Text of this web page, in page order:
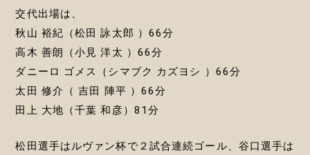
交代出場は、
秋山 裕紀（松田 詠太郎 ）66分
高木 善朗（小見 洋太 ）66分
ダニーロ ゴメス（シマブク カズヨシ ）66分
太田 修介（ 吉田 陣平 ）66分
田上 大地（千葉 和彦）81分
松田選手はルヴァン杯で２試合連続ゴール、谷口選手は